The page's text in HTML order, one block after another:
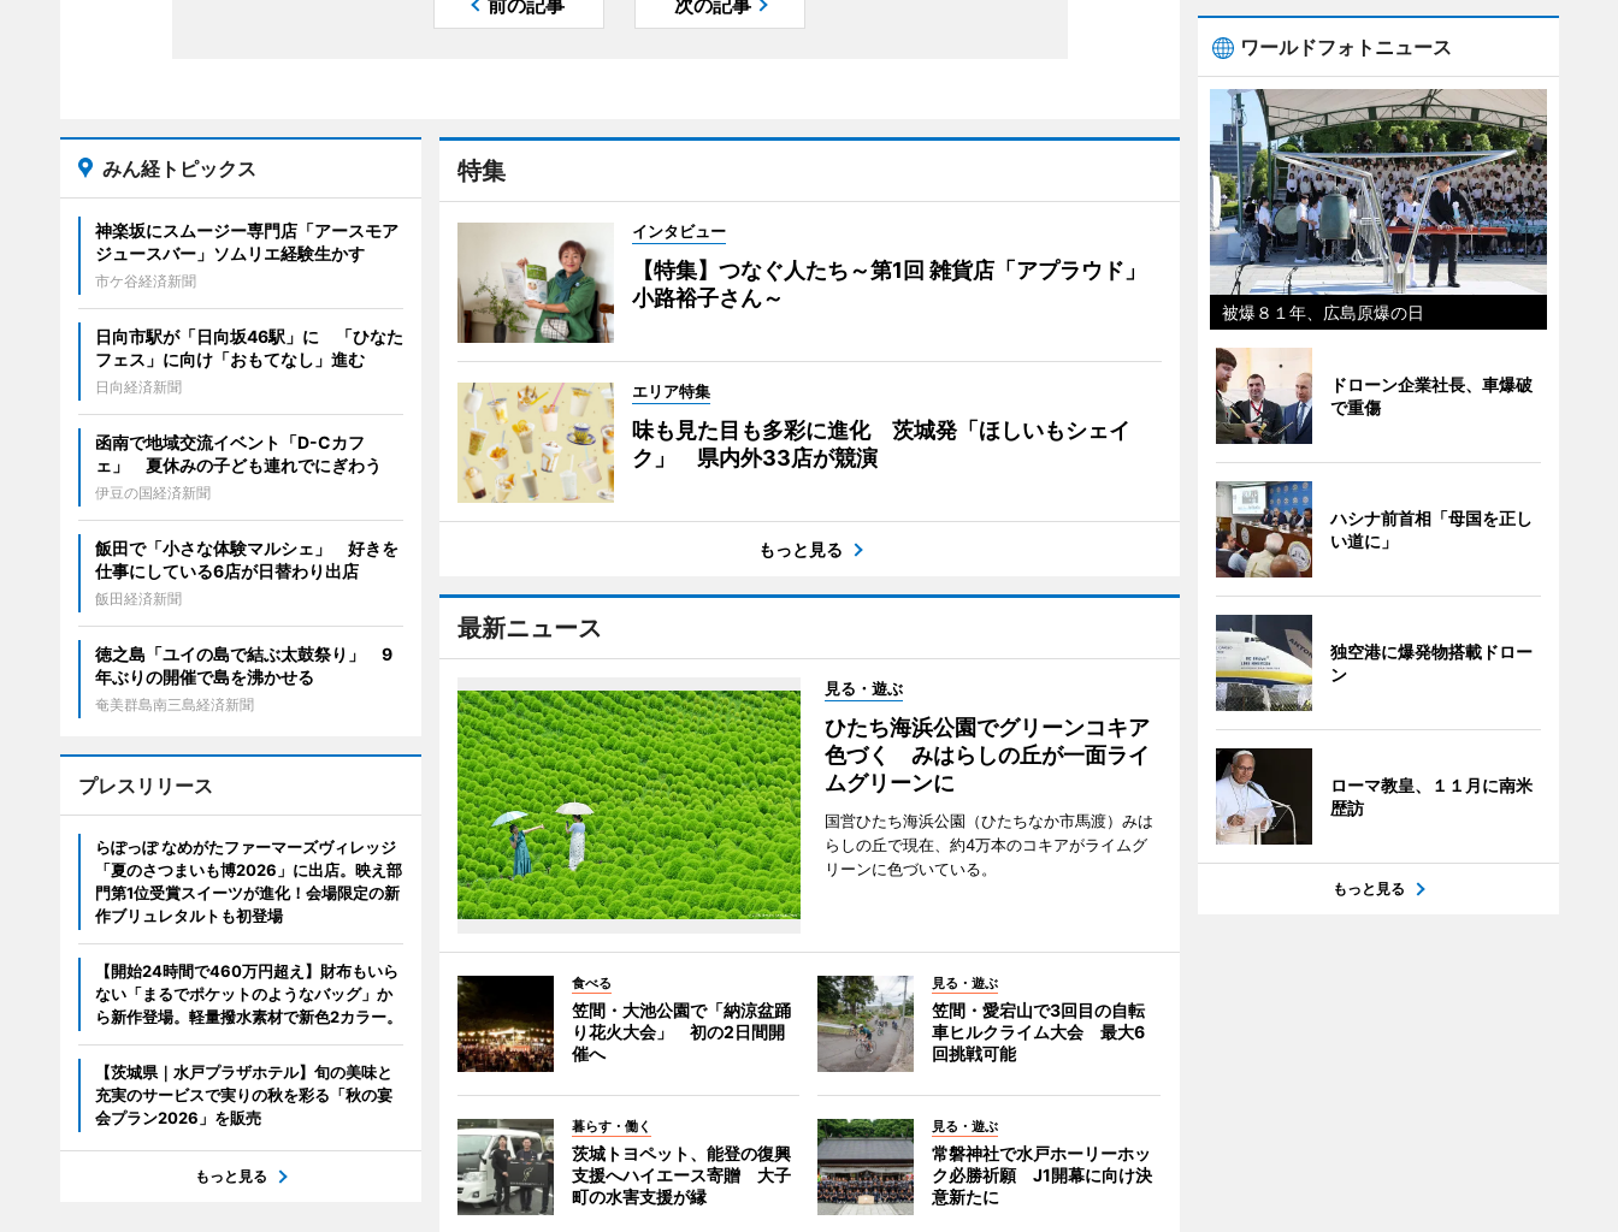
前の記事 次の記事
特集
インタビュー
【特集】つなぐ人たち～第1回 雑貨店「アプラウド」
小路裕子さん～
エリア特集
味も見た目も多彩に進化 茨城発「ほしいもシェイ
ク」 県内外33店が競演
もっと見る
最新ニュース
見る・遊ぶ
ひたち海浜公園でグリーンコキア
色づく みはらしの丘が一面ライ
ムグリーンに
国営ひたち海浜公園（ひたちなか市馬渡）みは
らしの丘で現在、約4万本のコキアがライムグ
リーンに色づいている。
食べる
笠間・大池公園で「納涼盆踊
り花火大会」 初の2日間開
催へ
見る・遊ぶ
笠間・愛宕山で3回目の自転
車ヒルクライム大会 最大6
回挑戦可能
暮らす・働く
茨城トヨペット、能登の復興
支援へハイエース寄贈 大子
町の水害支援が縁
見る・遊ぶ
常磐神社で水戸ホーリーホッ
ク必勝祈願 J1開幕に向け決
意新たに
みん経トピックス
神楽坂にスムージー専門店「アースモア
ジュースバー」ソムリエ経験生かす
市ケ谷経済新聞
日向市駅が「日向坂46駅」に 「ひなた
フェス」に向け「おもてなし」進む
日向経済新聞
函南で地域交流イベント「D-Cカフ
ェ」 夏休みの子ども連れでにぎわう
伊豆の国経済新聞
飯田で「小さな体験マルシェ」 好きを
仕事にしている6店が日替わり出店
飯田経済新聞
徳之島「ユイの島で結ぶ太鼓祭り」 9
年ぶりの開催で島を沸かせる
奄美群島南三島経済新聞
プレスリリース
らぽっぽ なめがたファーマーズヴィレッジ
「夏のさつまいも博2026」に出店。映え部
門第1位受賞スイーツが進化！会場限定の新
作ブリュレタルトも初登場
【開始24時間で460万円超え】財布もいら
ない「まるでポケットのようなバッグ」か
ら新作登場。軽量撥水素材で新色2カラー。
【茨城県｜水戸プラザホテル】旬の美味と
充実のサービスで実りの秋を彩る「秋の宴
会プラン2026」を販売
もっと見る
ワールドフォトニュース
被爆８１年、広島原爆の日
ドローン企業社長、車爆破
で重傷
ハシナ前首相「母国を正し
い道に」
独空港に爆発物搭載ドロー
ン
ローマ教皇、１１月に南米
歴訪
もっと見る